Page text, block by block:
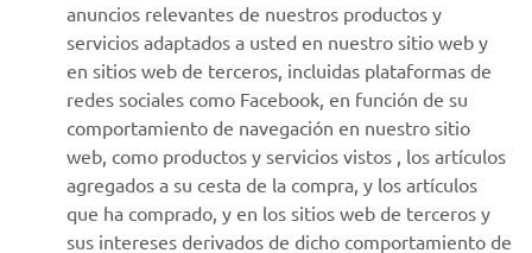
MÁS YAMAHA
AYUDA
BOLETÍN DE NOTICIAS
Sé el primero en enterarte de las últimas ofertas, eventos
anuncios relevantes de nuestros productos y
servicios adaptados a usted en nuestro sitio web y
en sitios web de terceros, incluidas plataformas de
redes sociales como Facebook, en función de su
comportamiento de navegación en nuestro sitio
web, como productos y servicios vistos , los artículos
agregados a su cesta de la compra, y los artículos
que ha comprado, y en los sitios web de terceros y
sus intereses derivados de dicho comportamiento de